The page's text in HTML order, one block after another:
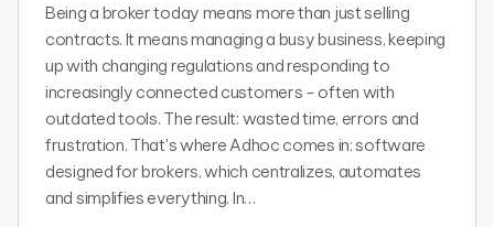
Being a broker today means more than just selling
contracts. It means managing a busy business, keeping
up with changing regulations and responding to
increasingly connected customers - often with
outdated tools. The result: wasted time, errors and
frustration. That's where Adhoc comes in: software
designed for brokers, which centralizes, automates
and simplifies everything. In…